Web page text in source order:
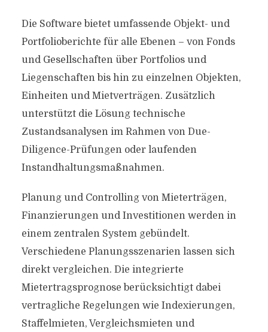
Die Software bietet umfassende Objekt- und
Portfolioberichte für alle Ebenen – von Fonds
und Gesellschaften über Portfolios und
Liegenschaften bis hin zu einzelnen Objekten,
Einheiten und Mietverträgen. Zusätzlich
unterstützt die Lösung technische
Zustandsanalysen im Rahmen von Due-
Diligence-Prüfungen oder laufenden
Instandhaltungsmaßnahmen.
Planung und Controlling von Mieterträgen,
Finanzierungen und Investitionen werden in
einem zentralen System gebündelt.
Verschiedene Planungsszenarien lassen sich
direkt vergleichen. Die integrierte
Mietertragsprognose berücksichtigt dabei
vertragliche Regelungen wie Indexierungen,
Staffelmieten, Vergleichsmieten und